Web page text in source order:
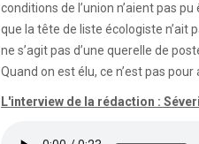
conditions de l’union n’aient pas
que la tête de liste écologiste n’ait
ne s’agit pas d’une querelle de
Quand on est élu, ce n’est pas
L'interview de la rédaction :